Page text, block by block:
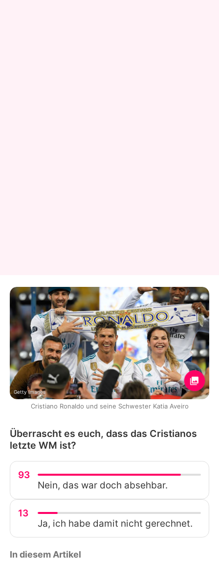
Getty Images
Cristiano Ronaldo und seine Schwester Katia Aveiro
Überrascht es euch, dass das Cristianos
letzte WM ist?
93
Nein, das war doch absehbar.
13
Ja, ich habe damit nicht gerechnet.
In diesem Artikel